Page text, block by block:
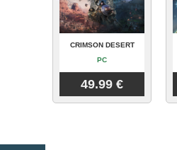
CRIMSON DESERT
PC
49.99 €